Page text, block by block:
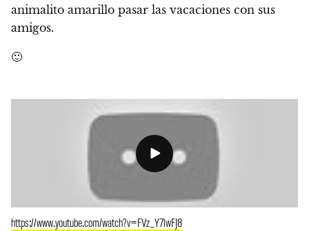
animalito amarillo pasar las vacaciones con sus
amigos.
🙂
https://www.youtube.com/watch?v=FVz_Y7lwFJ8